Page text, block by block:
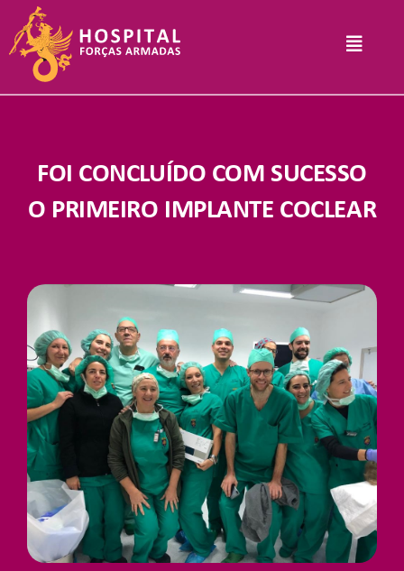
content
Toggle
Informações Legais
Comunicação
Junte-Se A Nós
Contatos
FOI CONCLUÍDO COM SUCESSO
O PRIMEIRO IMPLANTE COCLEAR